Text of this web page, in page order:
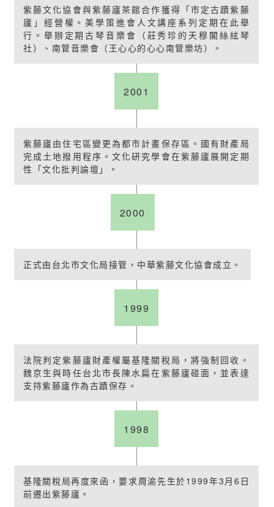
紫藤文化協會與紫藤廬茶館合作獲得「市定古蹟紫藤
廬」經營權。美學策進會人文講座系列定期在此舉
行。舉辦定期古琴音樂會（莊秀珍的天穆閣絲絃琴
社）、南管音樂會（王心心的心心南管樂坊）。
2001
紫藤廬由住宅區變更為都市計畫保存區。國有財產局
完成土地撥用程序。文化研究學會在紫藤廬展開定期
性「文化批判論壇」。
2000
正式由台北市文化局接管，中華紫藤文化協會成立。
1999
法院判定紫藤廬財產權屬基隆關稅局，將強制回收。
魏京生與時任台北市長陳水扁在紫藤廬碰面，並表達
支持紫藤廬作為古蹟保存。
1998
基隆關稅局再度來函，要求周渝先生於1999年3月6日
前遷出紫藤廬。